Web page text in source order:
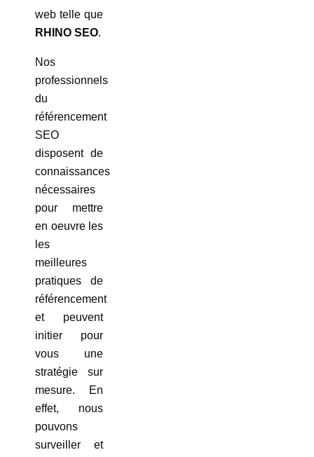
web telle que
RHINO SEO.
Nos
professionnels
du
référencement
SEO
disposent de
connaissances
nécessaires
pour mettre
en oeuvre les
les
meilleures
pratiques de
référencement
et peuvent
initier pour
vous une
stratégie sur
mesure. En
effet, nous
pouvons
surveiller et